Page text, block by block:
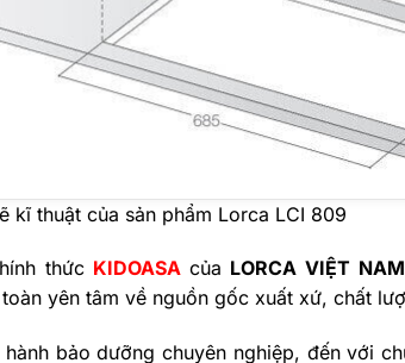
kĩ thuật của sản phẩm Lorca LCI 809
thức KIDOASAcủa LORCA VIỆT NAM
yên tâm về nguồn gốc xuất xứ, chất
bảo dưỡng chuyên nghiệp, đến với